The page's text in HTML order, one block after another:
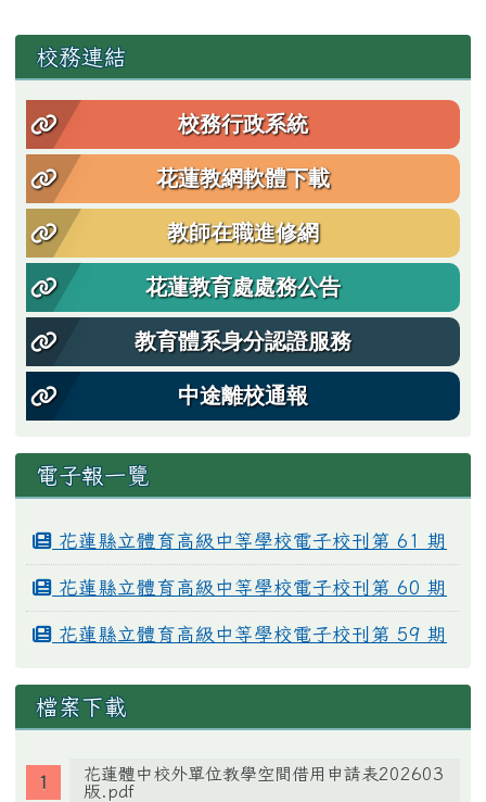
左邊區域內容
校務連結
校務行政系統
花蓮教網軟體下載
教師在職進修網
花蓮教育處處務公告
教育體系身分認證服務
中途離校通報
電子報一覽
花蓮縣立體育高級中等學校電子校刊第 61 期
花蓮縣立體育高級中等學校電子校刊第 60 期
花蓮縣立體育高級中等學校電子校刊第 59 期
檔案下載
花蓮體中校外單位教學空間借用申請表202603
版.pdf